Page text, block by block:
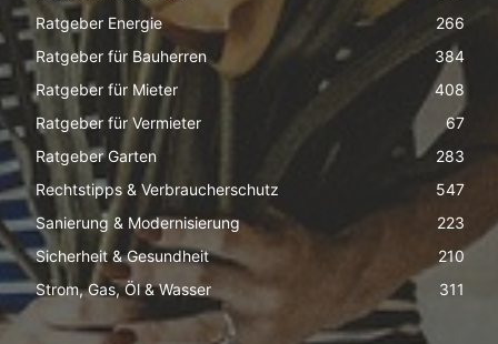
Ratgeber Energie
266
Ratgeber für Bauherren
384
Ratgeber für Mieter
408
Ratgeber für Vermieter
67
Ratgeber Garten
283
Rechtstipps & Verbraucherschutz
547
Sanierung & Modernisierung
223
Sicherheit & Gesundheit
210
Strom, Gas, Öl & Wasser
311